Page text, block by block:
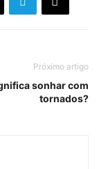
Próximo artigo
sonhar com
tornados?